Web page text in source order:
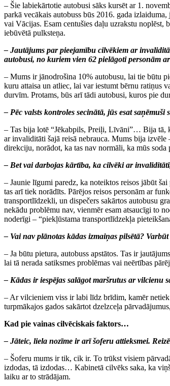
– Šie labiekārtotie autobusi sāks kursēt ar 1.
parkā vecākais autobuss būs 2016. gada
vai Vācijas. Esam centušies daļu uzrakstu noplēst,
iebūvētā pulksteņa.
– Jautājums par pieejamību cilvēkiem ar
autobusi, no kuriem vien 62 pielāgoti personām
– Mums ir jānodrošina 10% autobusu, lai tie būtu
kuru attaisa un atliec, lai var iestumt bērnu ratiņus
durvīm. Protams, būs arī tādi autobusi, kuros pie
– Pēc valsts kontroles secinātā, jūs esat
– Tas bija lotē “Jēkabpils, Preiļi, Līvāni”… Bija tā,
ar invaliditāti šajā reisā nebrauca. Mums bija
direkciju, norādot, ka tas nav normāli, ka mūs
– Bet vai darbojas kārtība, ka cilvēki ar
– Jaunie līgumi paredz, ka noteiktos reisos jābūt
tas arī tiek norādīts. Pārējos reisos personām ar
transportlīdzekli, un dispečers sakārtos autobusu
nekādu problēmu nav, vienmēr esam atsaucīgi to
noderīgi – “piekļūstama transportlīdzekļa
– Vai nav plānotas kādas izmaiņas pilsētā?
– Ja būtu pietura, autobuss apstātos. Tas ir
lai tā nerada satiksmes problēmas vai neērtības
– Kādas ir iespējas salāgot maršrutus ar vilcienu
– Ar vilcieniem viss ir labi līdz brīdim, kamēr
turpmākajos gados sakārtot dzelzceļa
Kad pie vainas cilvēciskais faktors…
– Jāteic, liela nozīme ir arī šoferu attieksmei.
– Šoferu mums ir tik, cik ir. To trūkst visiem
izdodas, tā izdodas… Kabinetā cilvēks saka, ka
laiku ar to strādājam.